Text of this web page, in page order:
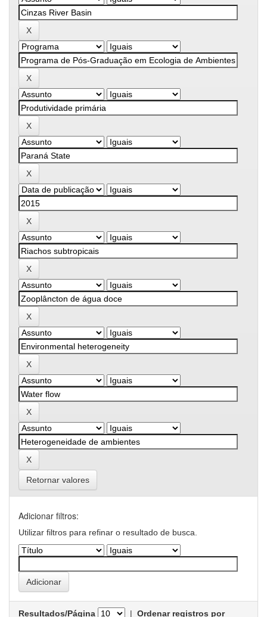
Retornar valores
Adicionar filtros:
Utilizar filtros para refinar o resultado de busca.
Resultados/Página | Ordenar registros por